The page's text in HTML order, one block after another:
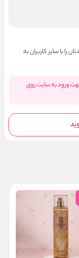
را با سایر کاربران به
ورود به سایت روی